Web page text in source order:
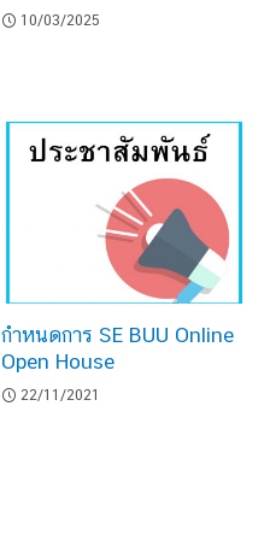
10/03/2025
กำหนดการ SE BUU Online
Open House
22/11/2021